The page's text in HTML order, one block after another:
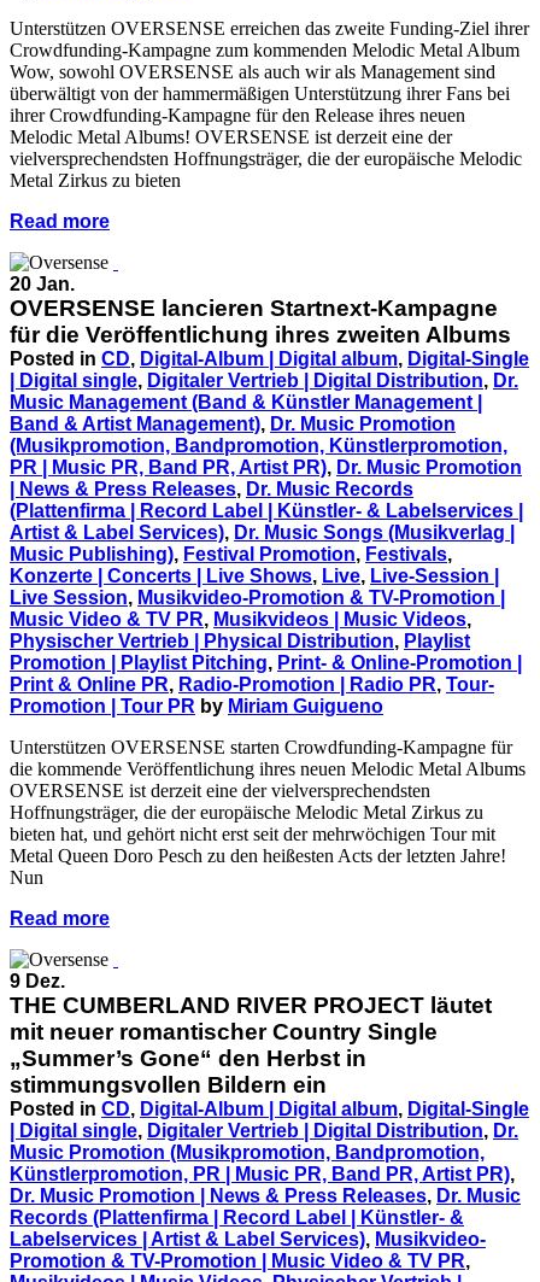
Unterstützen OVERSENSE erreichen das zweite Funding-Ziel ihrer
Crowdfunding-Kampagne zum kommenden Melodic Metal Album
Wow, sowohl OVERSENSE als auch wir als Management sind
überwältigt von der hammermäßigen Unterstützung ihrer Fans bei
ihrer Crowdfunding-Kampagne für den Release ihres neuen
Melodic Metal Albums! OVERSENSE ist derzeit eine der
vielversprechendsten Hoffnungsträger, die der europäische Melodic
Metal Zirkus zu bieten
Read more
20 Jan.
OVERSENSE lancieren Startnext-Kampagne
für die Veröffentlichung ihres zweiten Albums
Posted in CD, Digital-Album | Digital album, Digital-Single
| Digital single, Digitaler Vertrieb | Digital Distribution, Dr.
Music Management (Band & Künstler Management |
Band & Artist Management), Dr. Music Promotion
(Musikpromotion, Bandpromotion, Künstlerpromotion,
PR | Music PR, Band PR, Artist PR), Dr. Music Promotion
| News & Press Releases, Dr. Music Records
(Plattenfirma | Record Label | Künstler- & Labelservices |
Artist & Label Services), Dr. Music Songs (Musikverlag |
Music Publishing), Festival Promotion, Festivals,
Konzerte | Concerts | Live Shows, Live, Live-Session |
Live Session, Musikvideo-Promotion & TV-Promotion |
Music Video & TV PR, Musikvideos | Music Videos,
Physischer Vertrieb | Physical Distribution, Playlist
Promotion | Playlist Pitching, Print- & Online-Promotion |
Print & Online PR, Radio-Promotion | Radio PR, Tour-
Promotion | Tour PR by Miriam Guigueno
Unterstützen OVERSENSE starten Crowdfunding-Kampagne für
die kommende Veröffentlichung ihres neuen Melodic Metal Albums
OVERSENSE ist derzeit eine der vielversprechendsten
Hoffnungsträger, die der europäische Melodic Metal Zirkus zu
bieten hat, und gehört nicht erst seit der mehrwöchigen Tour mit
Metal Queen Doro Pesch zu den heißesten Acts der letzten Jahre!
Nun
Read more
9 Dez.
THE CUMBERLAND RIVER PROJECT läutet
mit neuer romantischer Country Single
„Summer’s Gone“ den Herbst in
stimmungsvollen Bildern ein
Posted in CD, Digital-Album | Digital album, Digital-Single
| Digital single, Digitaler Vertrieb | Digital Distribution, Dr.
Music Promotion (Musikpromotion, Bandpromotion,
Künstlerpromotion, PR | Music PR, Band PR, Artist PR),
Dr. Music Promotion | News & Press Releases, Dr. Music
Records (Plattenfirma | Record Label | Künstler- &
Labelservices | Artist & Label Services), Musikvideo-
Promotion & TV-Promotion | Music Video & TV PR,